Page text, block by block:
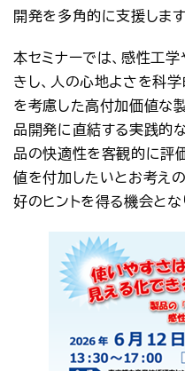
開発を多角的に支援します
本セミナーでは、感性工
きし、人の心地よさを科
を考慮した高付加価値な
品開発に直結する実践的
品の快適性を客観的に評
値を付加したいとお考え
好のヒントを得る機会とな